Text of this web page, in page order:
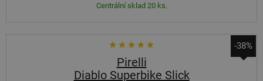
Centrální sklad 20 ks.
-38%
Pirelli
Diablo Superbike Slick